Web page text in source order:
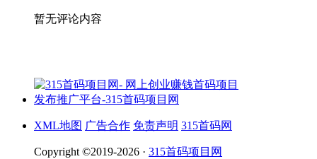
暂无评论内容
XML地图 广告合作 免责声明 315首码网
Copyright ©2019-2026 · 315首码项目网